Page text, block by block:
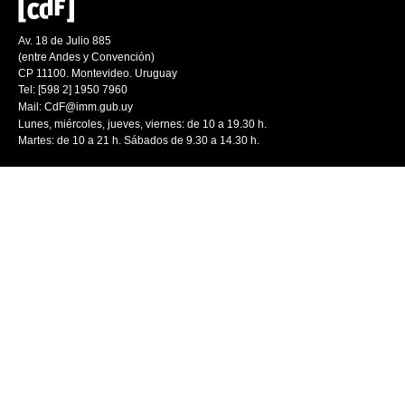
Av. 18 de Julio 885
(entre Andes y Convención)
CP 11100. Montevideo. Uruguay
Tel: [598 2] 1950 7960
Mail: CdF@imm.gub.uy
Lunes, miércoles, jueves, viernes: de 10 a 19.30 h.
Martes: de 10 a 21 h. Sábados de 9.30 a 14.30 h.